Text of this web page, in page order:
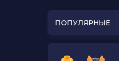
ПОПУЛЯРНЫЕ